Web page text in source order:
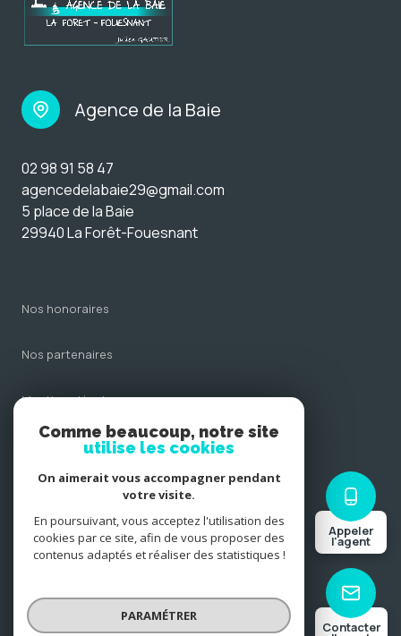
Appeler
l'agent
Contacter
Agence de la Baie
02 98 91 58 47
agencedelabaie29@gmail.com
5 place de la Baie
29940 La Forêt-Fouesnant
nos honoraires
nos partenaires
mentions légales
cookies
© 2026 | Tous droits réservés
Comme beaucoup, notre site
utilise les cookies
On aimerait vous accompagner pendant
votre visite.
En poursuivant, vous acceptez l'utilisation des
cookies par ce site, afin de vous proposer des
contenus adaptés et réaliser des statistiques !
PARAMÉTRER